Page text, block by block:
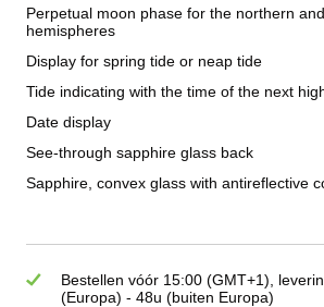
Perpetual moon phase for the northern
hemispheres
Display for spring tide or neap tide
Tide indicating with the time of the next
Date display
See-through sapphire glass back
Sapphire, convex glass with antireflective
Bestellen vóór 15:00 (GMT+1),
(Europa) - 48u (buiten Europa)